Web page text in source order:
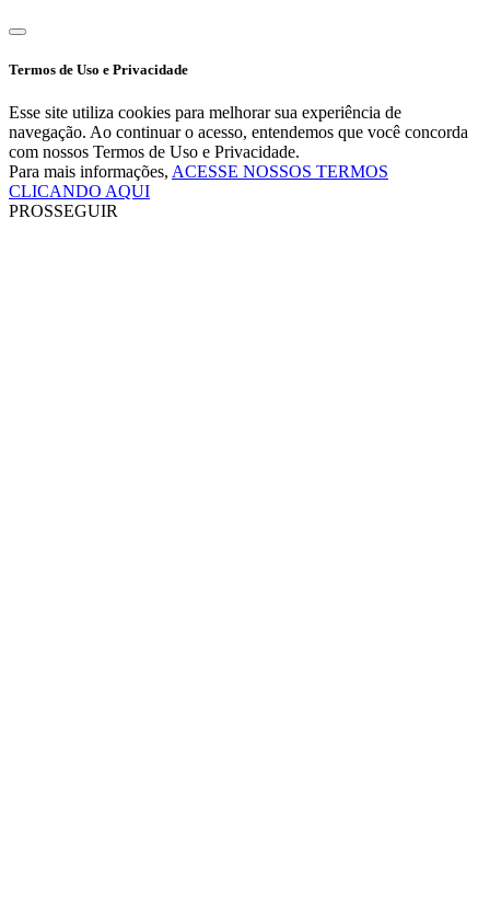
Termos de Uso e Privacidade
Esse site utiliza cookies para melhorar sua experiência de
navegação. Ao continuar o acesso, entendemos que você concorda
com nossos Termos de Uso e Privacidade.
Para mais informações, ACESSE NOSSOS TERMOS
CLICANDO AQUI
PROSSEGUIR